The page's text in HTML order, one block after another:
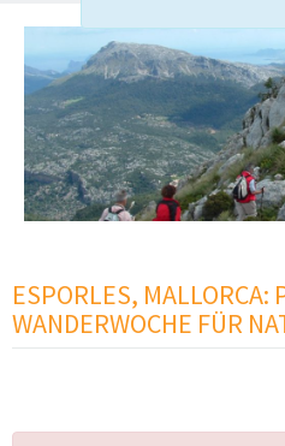
Wandern auf Mallorca - Especial
ESPORLES, MALLORCA:
WANDERWOCHE FÜR